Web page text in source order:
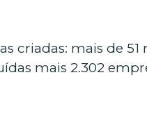
criadas: mais de
mais 2.302